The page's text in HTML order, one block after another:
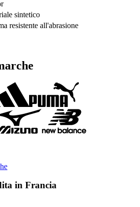
sintetico
resistente all'abrasione
in Francia